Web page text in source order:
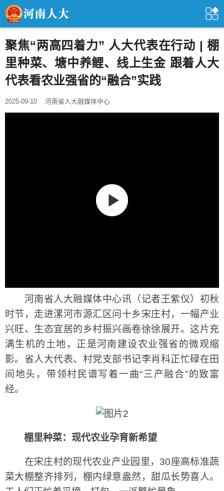
聚焦“两高四着力” 人大代表在行动 | 棚
里种菜、塘中养鲤、线上生金 跟着人大
代表看农业强省的“融合”实践
2025-09-10 河南省人大融媒体中心
河南省人大融媒体中心讯（记者王紫仪）初秋
时节，走进漯河市源汇区问十乡宋庄村，一幅产业
兴旺、生态宜居的乡村振兴画卷徐徐展开。这片充
满生机的土地，正是河南建设农业强省的微观缩
影。省人大代表、村党支部书记李肖科正忙碌在田
间地头，带领村民谱写着一曲“三产融合”的致富
经。
棚里种菜：现代农业孕育新希望
在宋庄村的现代农业产业园里，30座高标准蔬
菜大棚整齐排列，棚内绿意盎然，甜瓜长势喜人。